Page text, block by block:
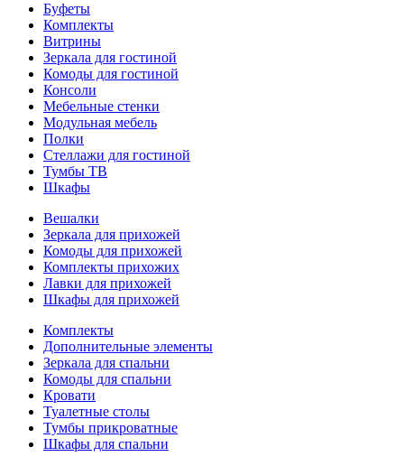
Буфеты
Комплекты
Витрины
Зеркала для гостиной
Комоды для гостиной
Консоли
Мебельные стенки
Модульная мебель
Полки
Стеллажи для гостиной
Тумбы ТВ
Шкафы
Вешалки
Зеркала для прихожей
Комоды для прихожей
Комплекты прихожих
Лавки для прихожей
Шкафы для прихожей
Комплекты
Дополнительные элементы
Зеркала для спальни
Комоды для спальни
Кровати
Туалетные столы
Тумбы прикроватные
Шкафы для спальни